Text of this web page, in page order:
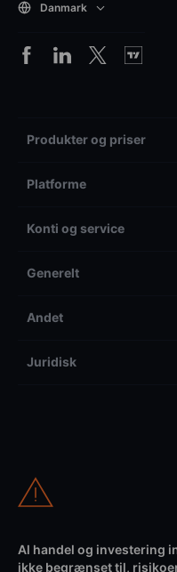
Danmark
Produkter og priser
Platforme
Konti og service
Generelt
Andet
Juridisk
Al handel og investering
ikke begrænset til,